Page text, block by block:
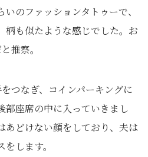
のファッションタトゥーで、
柄も似たような感じでした。お
推察。
つなぎ、コインパーキングに
部座席の中に入っていきまし
あどけない顔をしており、夫は
します。